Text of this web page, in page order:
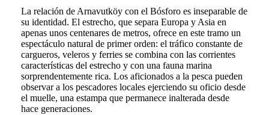
La relación de Arnavutköy con el Bósforo es inseparable de
su identidad. El estrecho, que separa Europa y Asia en
apenas unos centenares de metros, ofrece en este tramo un
espectáculo natural de primer orden: el tráfico constante de
cargueros, veleros y ferries se combina con las corrientes
características del estrecho y con una fauna marina
sorprendentemente rica. Los aficionados a la pesca pueden
observar a los pescadores locales ejerciendo su oficio desde
el muelle, una estampa que permanece inalterada desde
hace generaciones.